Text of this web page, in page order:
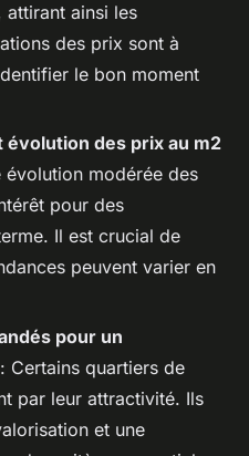
ainsi les
des prix sont à
le bon moment
évolution des prix au m2
évolution modérée des
pour des
Il est crucial de
peuvent varier en
pour un
: Certains quartiers de
par leur attractivité. Ils
et une